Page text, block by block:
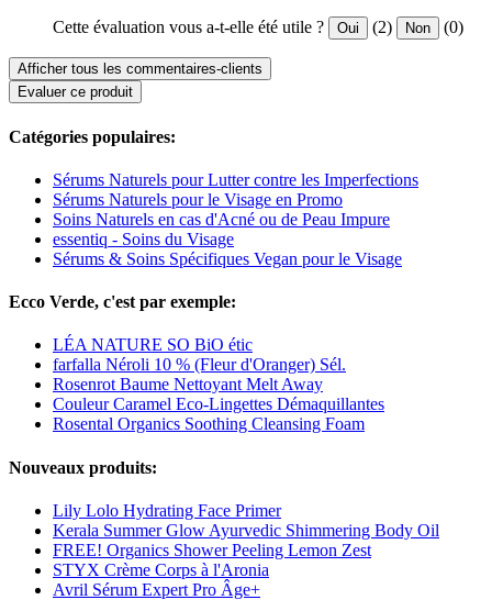
Cette évaluation vous a-t-elle été utile ? Oui (2) Non (0)
Afficher tous les commentaires-clients
Evaluer ce produit
Catégories populaires:
Sérums Naturels pour Lutter contre les Imperfections
Sérums Naturels pour le Visage en Promo
Soins Naturels en cas d'Acné ou de Peau Impure
essentiq - Soins du Visage
Sérums & Soins Spécifiques Vegan pour le Visage
Ecco Verde, c'est par exemple:
LÉA NATURE SO BiO étic
farfalla Néroli 10 % (Fleur d'Oranger) Sél.
Rosenrot Baume Nettoyant Melt Away
Couleur Caramel Eco-Lingettes Démaquillantes
Rosental Organics Soothing Cleansing Foam
Nouveaux produits:
Lily Lolo Hydrating Face Primer
Kerala Summer Glow Ayurvedic Shimmering Body Oil
FREE! Organics Shower Peeling Lemon Zest
STYX Crème Corps à l'Aronia
Avril Sérum Expert Pro Âge+